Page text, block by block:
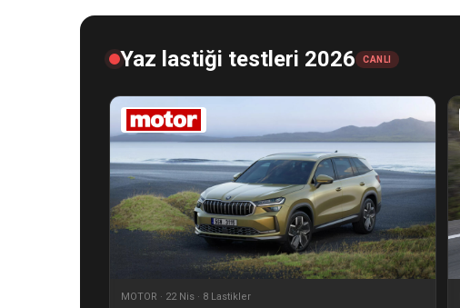
Yaz lastiği testleri 2026 CANLI
MOTOR · 22 Nis · 8 Lastikler